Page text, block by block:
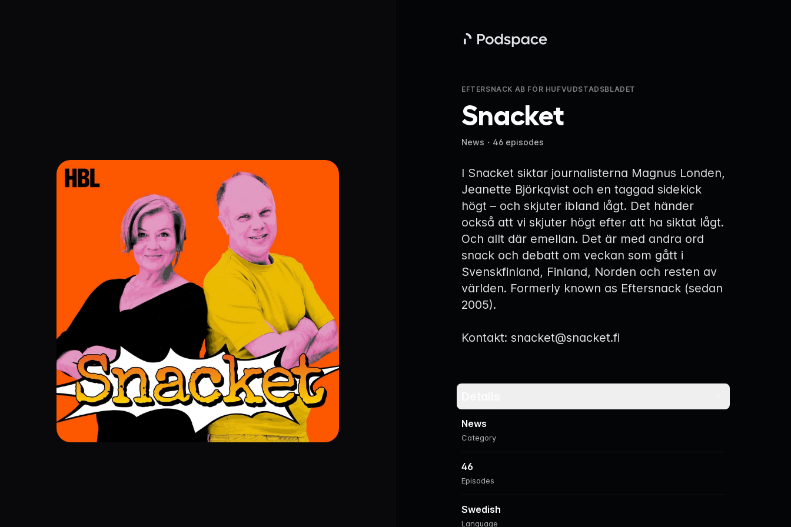
Podspace
EFTERSNACK AB FÖR HUFVUDSTADSBLADET
Snacket
News ・ 46 episodes
I Snacket siktar journalisterna Magnus Londen,
Jeanette Björkqvist och en taggad sidekick
högt – och skjuter ibland lågt. Det händer
också att vi skjuter högt efter att ha siktat lågt.
Och allt där emellan. Det är med andra ord
snack och debatt om veckan som gått i
Svenskfinland, Finland, Norden och resten av
världen. Formerly known as Eftersnack (sedan
2005).
Kontakt: snacket@snacket.fi
Category
News
Episodes
46
Language
Swedish